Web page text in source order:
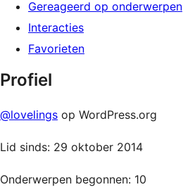
Gereageerd op onderwerpen
Interacties
Favorieten
Profiel
@lovelings op WordPress.org
Lid sinds: 29 oktober 2014
Onderwerpen begonnen: 10